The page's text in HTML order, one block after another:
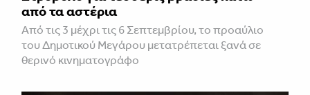
από τα αστέρια
Από τις 3 μέχρι τις 6 Σεπτεμβρίου, το προαύλιο
του Δημοτικού Μεγάρου μετατρέπεται ξανά σε
θερινό κινηματογράφο